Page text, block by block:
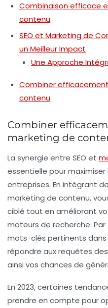
Combinaison efficace
contenu
SEO et Marketing de
un Meilleur Impact
Une Approche
Combiner
contenu
Combiner
marketing de
La synergie entre SEO et
essentielle pour
entreprises. En intégrant
marketing de contenu,
ciblé tout en améliorant
moteurs de recherche. Par
mots-clés pertinents
répondre aux requêtes
ainsi vos chances de
En 2023, certaines
prendre en compte pour